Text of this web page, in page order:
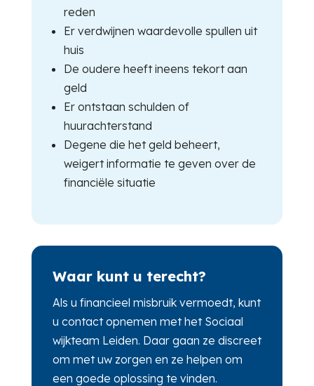
reden
Er verdwijnen waardevolle spullen uit
huis
De oudere heeft ineens tekort aan
geld
Er ontstaan schulden of
huurachterstand
Degene die het geld beheert,
weigert informatie te geven over de
financiële situatie
Waar kunt u terecht?
Als u financieel misbruik vermoedt, kunt
u contact opnemen met het Sociaal
wijkteam Leiden. Daar gaan ze discreet
om met uw zorgen en ze helpen om
een goede oplossing te vinden.